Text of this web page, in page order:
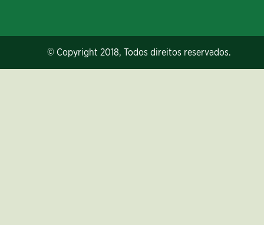
© Copyright 2018, Todos direitos reservados.